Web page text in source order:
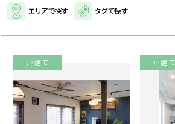
エリアで探す タグで探す
戸建て 戸建て